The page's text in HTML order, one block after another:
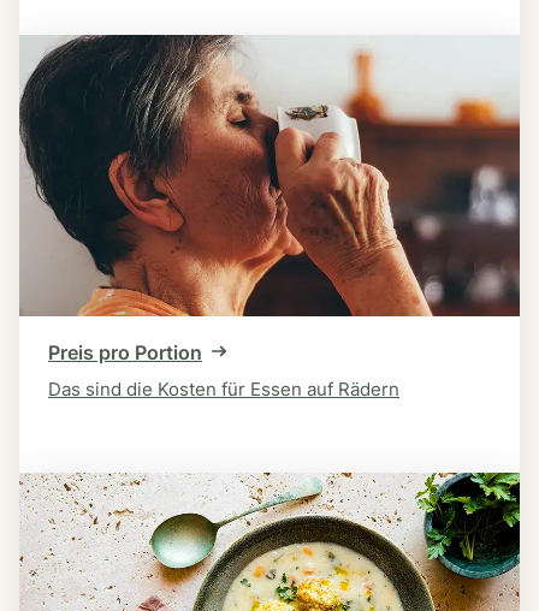
Preis pro Portion
Das sind die Kosten für Essen auf Rädern